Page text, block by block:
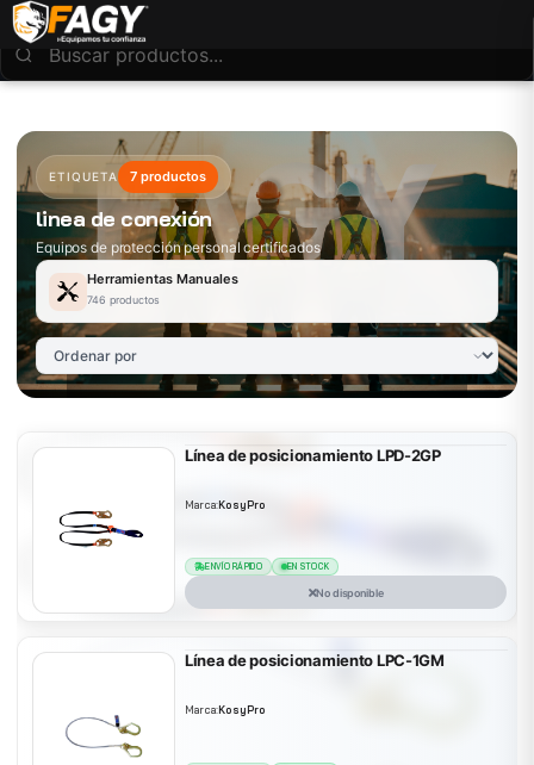
ETIQUETA 7 productos
linea de conexión
Equipos de protección personal certificados
Herramientas Manuales
746 productos
Línea de posicionamiento LPD-2GP
Marca:KosyPro
ENVÍO RÁPIDO EN STOCK
No disponible
Línea de posicionamiento LPC-1GM
Marca:KosyPro